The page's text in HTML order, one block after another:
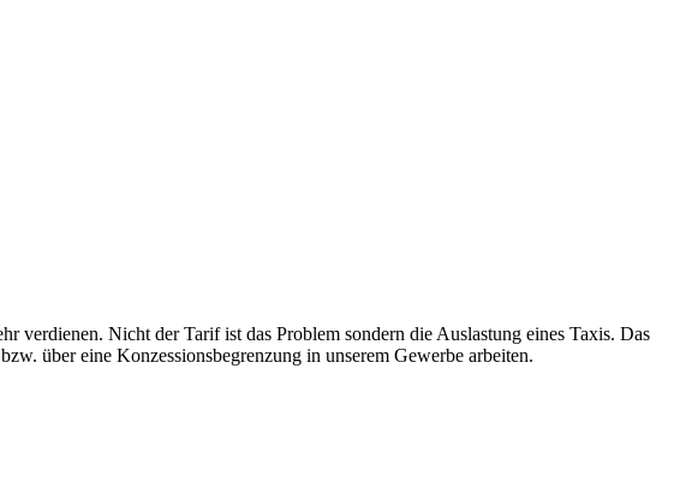
verdienen. Nicht der Tarif ist das Problem sondern die Auslastung eines Taxis. Das
über eine Konzessionsbegrenzung in unserem Gewerbe arbeiten.